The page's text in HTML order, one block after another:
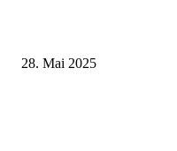
28. Mai 2025